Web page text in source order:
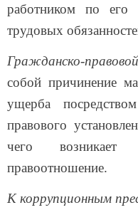
работником по его
трудовых
Гражданско-
собой причинение
ущерба
правового
чего возникает
правоотношение.
К коррупционным